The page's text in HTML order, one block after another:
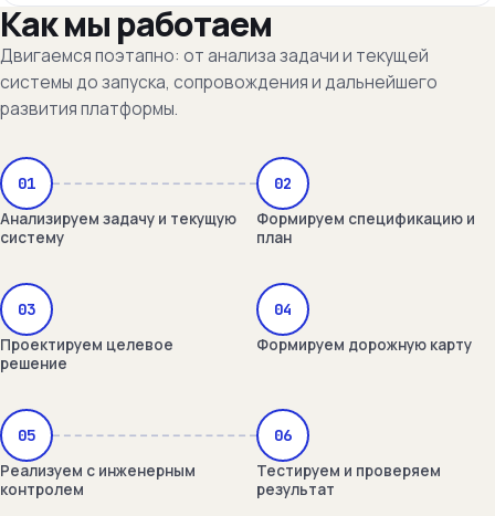
Как мы работаем
Двигаемся поэтапно: от анализа задачи и текущей
системы до запуска, сопровождения и дальнейшего
развития платформы.
01
Анализируем задачу и текущую
систему
02
Формируем спецификацию и
план
03
Проектируем целевое
решение
04
Формируем дорожную карту
05
Реализуем с инженерным
контролем
06
Тестируем и проверяем
результат